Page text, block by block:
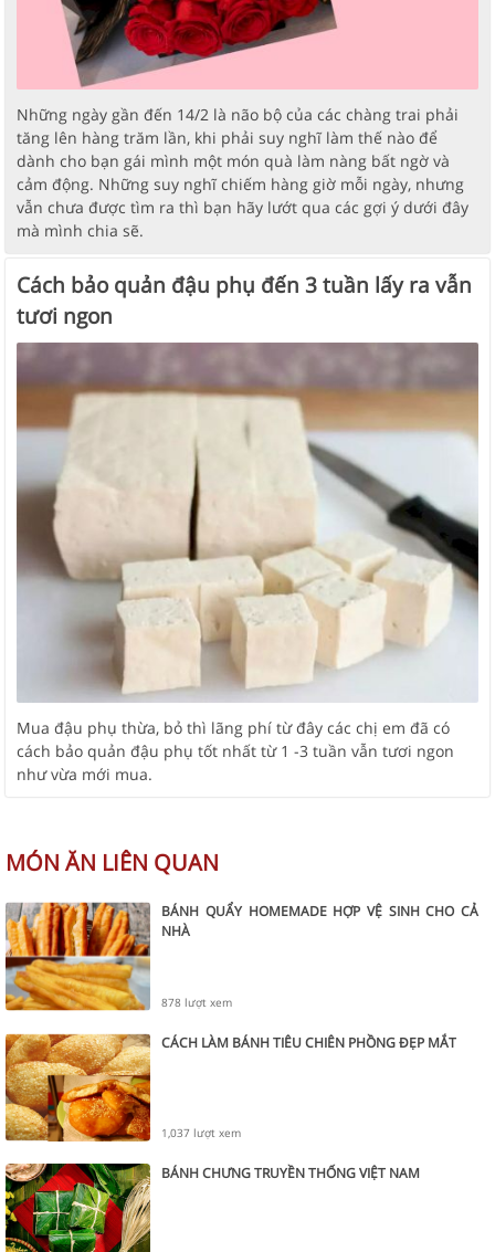
Những ngày gần đến 14/2 là não bộ của các chàng trai phải
tăng lên hàng trăm lần, khi phải suy nghĩ làm thế nào để
dành cho bạn gái mình một món quà làm nàng bất ngờ và
cảm động. Những suy nghĩ chiếm hàng giờ mỗi ngày, nhưng
vẫn chưa được tìm ra thì bạn hãy lướt qua các gợi ý dưới đây
mà mình chia sẽ.
Cách bảo quản đậu phụ đến 3 tuần lấy ra vẫn
tươi ngon
Mua đậu phụ thừa, bỏ thì lãng phí từ đây các chị em đã có
cách bảo quản đậu phụ tốt nhất từ 1 -3 tuần vẫn tươi ngon
như vừa mới mua.
MÓN ĂN LIÊN QUAN
BÁNH QUẨY HOMEMADE HỢP VỆ SINH CHO CẢ
NHÀ
878 lượt xem
CÁCH LÀM BÁNH TIÊU CHIÊN PHỒNG ĐẸP MẮT
1,037 lượt xem
BÁNH CHƯNG TRUYỀN THỐNG VIỆT NAM